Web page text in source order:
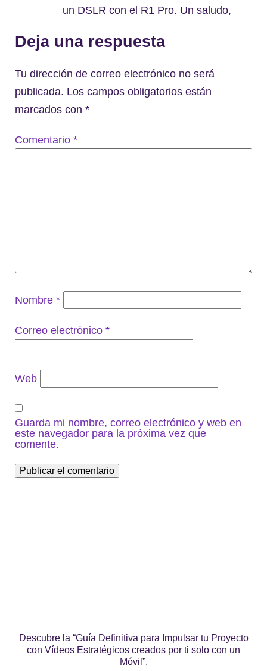
un DSLR con el R1 Pro. Un saludo,
Deja una respuesta
Tu dirección de correo electrónico no será
publicada. Los campos obligatorios están
marcados con *
Comentario *
Nombre *
Correo electrónico *
Web
Guarda mi nombre, correo electrónico y web en
este navegador para la próxima vez que
comente.
Descubre la “Guía Definitiva para Impulsar tu Proyecto
con Vídeos Estratégicos creados por ti solo con un
Móvil”.